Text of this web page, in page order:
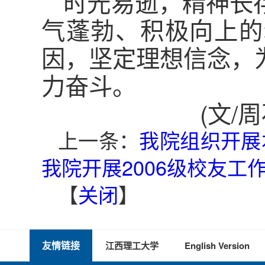
气蓬勃、积极向上
因，坚定理想信念
力奋斗。
(文/
上一条： 我院组织开
我院开展2006级校友工
【关闭】
友情链接 江西理工大学 English Version